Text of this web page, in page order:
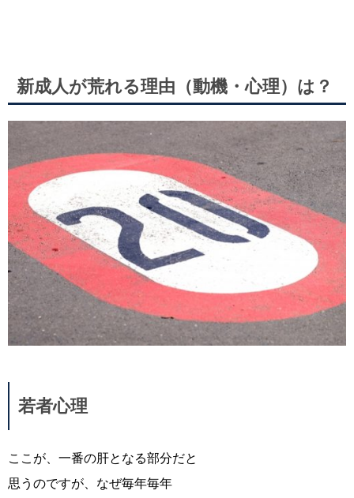
新成人が荒れる理由（動機・心理）は？
若者心理
ここが、一番の肝となる部分だと
思うのですが、なぜ毎年毎年